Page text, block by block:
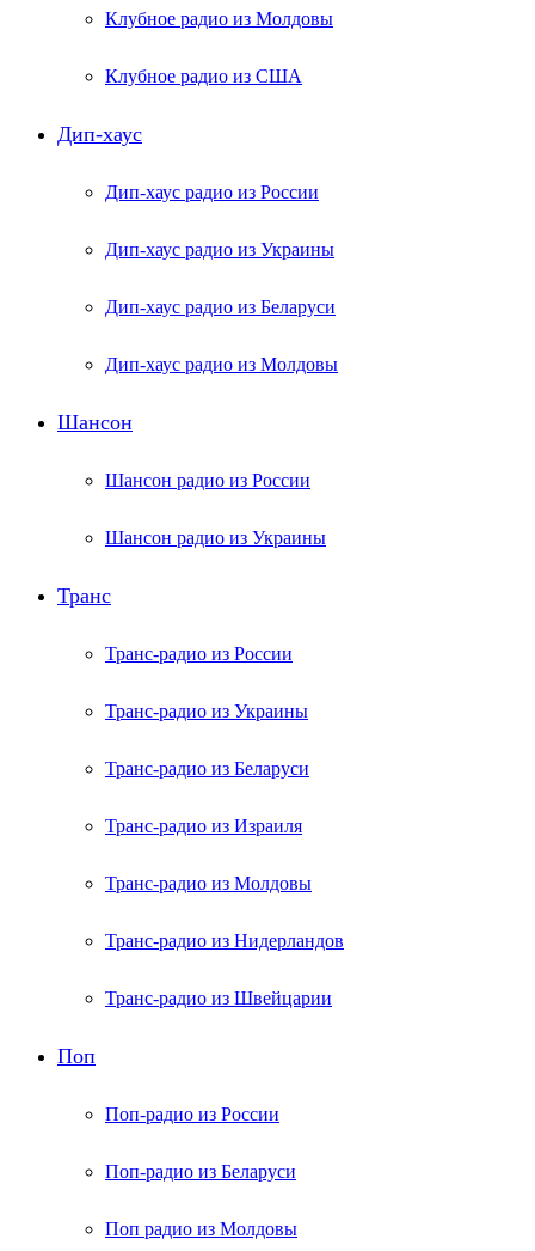
Клубное радио из Молдовы
Клубное радио из США
Дип-хаус
Дип-хаус радио из России
Дип-хаус радио из Украины
Дип-хаус радио из Беларуси
Дип-хаус радио из Молдовы
Шансон
Шансон радио из России
Шансон радио из Украины
Транс
Транс-радио из России
Транс-радио из Украины
Транс-радио из Беларуси
Транс-радио из Израиля
Транс-радио из Молдовы
Транс-радио из Нидерландов
Транс-радио из Швейцарии
Поп
Поп-радио из России
Поп-радио из Беларуси
Поп радио из Молдовы